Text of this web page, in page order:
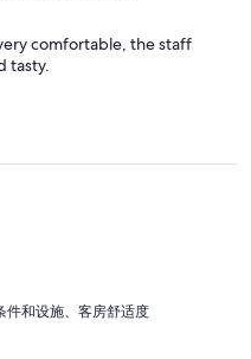
comfortable, the staff
tasty.
件和设施、客房舒适度